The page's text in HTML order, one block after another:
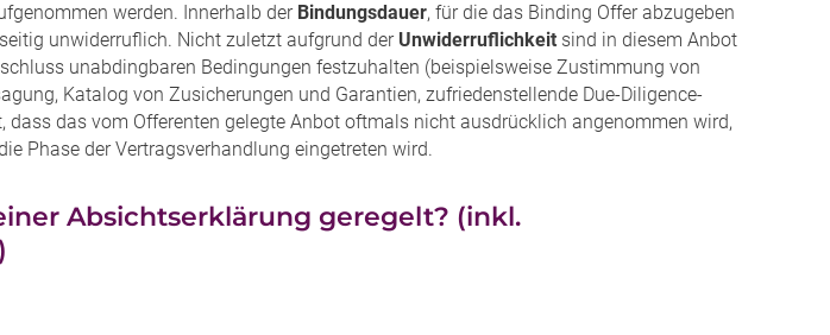
werden. Innerhalb der Bindungsdauer, für die das Binding Offer abzugeben
unwiderruflich. Nicht zuletzt aufgrund der Unwiderruflichkeit sind in diesem Anbot
unabdingbaren Bedingungen festzuhalten (beispielsweise Zustimmung von
Katalog von Zusicherungen und Garantien, zufriedenstellende Due-Diligence-
dass das vom Offerenten gelegte Anbot oftmals nicht ausdrücklich angenommen wird,
Phase der Vertragsverhandlung eingetreten wird.
Absichtserklärung geregelt? (inkl.